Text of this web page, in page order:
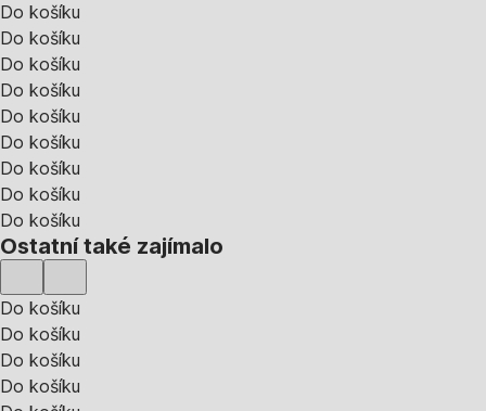
Do košíku
Do košíku
Do košíku
Do košíku
Do košíku
Do košíku
Do košíku
Do košíku
Do košíku
Ostatní také zajímalo
Do košíku
Do košíku
Do košíku
Do košíku